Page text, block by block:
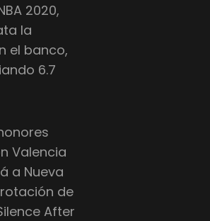
2020,
la
el banco,
6.7
Valencia
a Nueva
de
After